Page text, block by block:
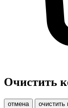
Очистить
отмена очистить